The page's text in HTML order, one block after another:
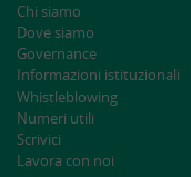
Chi siamo
Dove siamo
Governance
Informazioni istituzionali
Whistleblowing
Numeri utili
Scrivici
Lavora con noi